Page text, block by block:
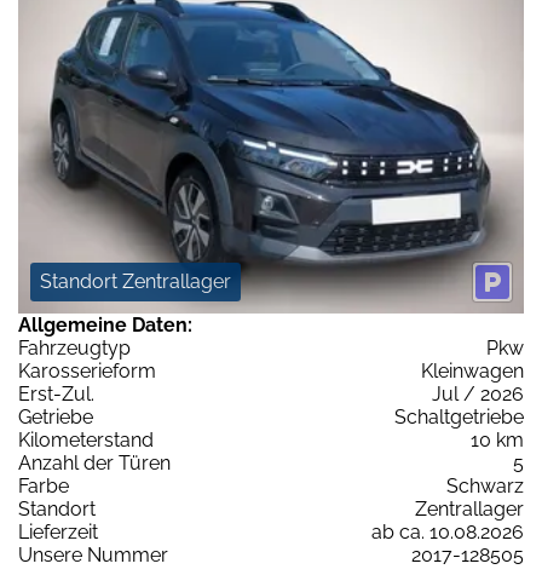
Standort Zentrallager
Allgemeine Daten:
Fahrzeugtyp
Pkw
Karosserieform
Kleinwagen
Erst-Zul.
Jul / 2026
Getriebe
Schaltgetriebe
Kilometerstand
10 km
Anzahl der Türen
5
Farbe
Schwarz
Standort
Zentrallager
Lieferzeit
ab ca. 10.08.2026
Unsere Nummer
2017-128505